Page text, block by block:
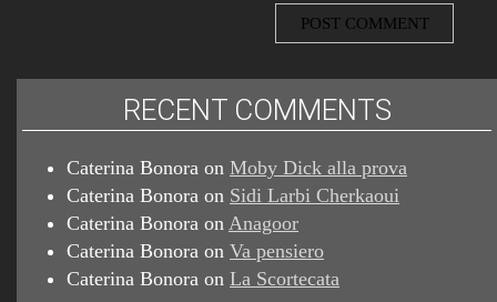
RECENT COMMENTS
Caterina Bonora on Moby Dick alla prova
Caterina Bonora on Sidi Larbi Cherkaoui
Caterina Bonora on Anagoor
Caterina Bonora on Va pensiero
Caterina Bonora on La Scortecata